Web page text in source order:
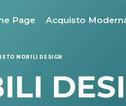
Page Acquisto
MOBILI DESIGN